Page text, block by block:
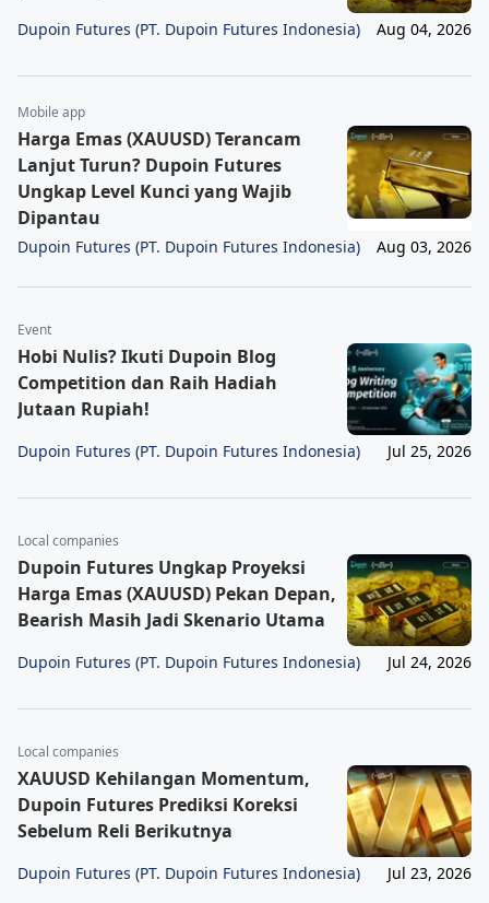
Dupoin Futures (PT. Dupoin Futures Indonesia) Aug 04, 2026
Mobile app
Harga Emas (XAUUSD) Terancam
Lanjut Turun? Dupoin Futures
Ungkap Level Kunci yang Wajib
Dipantau
Dupoin Futures (PT. Dupoin Futures Indonesia) Aug 03, 2026
Event
Hobi Nulis? Ikuti Dupoin Blog
Competition dan Raih Hadiah
Jutaan Rupiah!
Dupoin Futures (PT. Dupoin Futures Indonesia) Jul 25, 2026
Local companies
Dupoin Futures Ungkap Proyeksi
Harga Emas (XAUUSD) Pekan Depan,
Bearish Masih Jadi Skenario Utama
Dupoin Futures (PT. Dupoin Futures Indonesia) Jul 24, 2026
Local companies
XAUUSD Kehilangan Momentum,
Dupoin Futures Prediksi Koreksi
Sebelum Reli Berikutnya
Dupoin Futures (PT. Dupoin Futures Indonesia) Jul 23, 2026